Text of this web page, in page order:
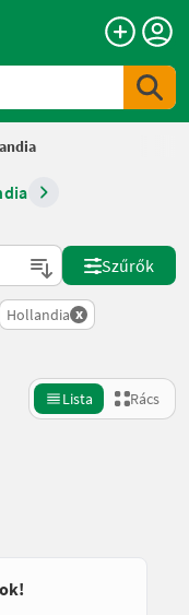
Szűrők
Hollandia x
Lista Rács